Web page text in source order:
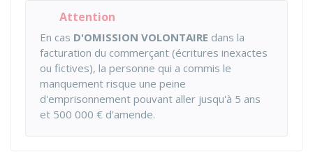
Attention
En cas D'OMISSION VOLONTAIRE dans la
facturation du commerçant (écritures inexactes
ou fictives), la personne qui a commis le
manquement risque une peine
d'emprisonnement pouvant aller jusqu'à 5 ans
et 500 000 € d'amende.